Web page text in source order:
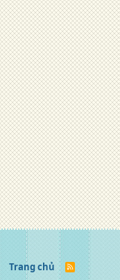
Trang chủ
R